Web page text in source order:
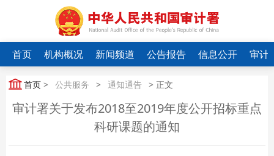
首页 机构概况 新闻频道 公告报告 信息公开 审计
首页 > 公共服务 > 通知通告 > 正文
审计署关于发布2018至2019年度公开招标重点
科研课题的通知